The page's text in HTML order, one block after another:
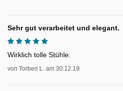
Sehr gut verarbeitet und elegant.
Wirklich tolle Stühle.
von Torben L. am 30.12.19